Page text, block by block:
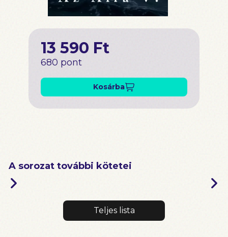
13 590 Ft
680 pont
Kosárba
A sorozat további kötetei
Teljes lista